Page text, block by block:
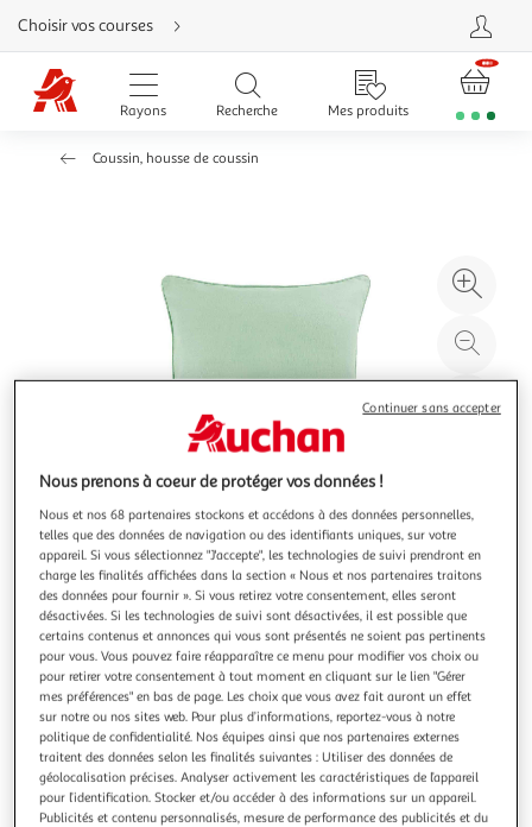
Aller
directement
au
contenu
Aller
directement
Aller
Choisir vos courses
Rayons Recherche Mes produits
Coussin, housse de coussin
à
Illustration
précédente
Illustration
suivante
DOUCEUR D'INTÉRIEUR
Housse de coussin panama 40x40cm sauge
Informations Techniques : Dimensions : L. 40 x l. 40 cm
Produit Packagé : L. 21 x l. 1 x H. 45 cm Matière : 100%
Coton Spécificités : Tendance & Pratique Housse de Coussin
Forme Carrée Fermeture à Zip Poids : 0,13 kg Couleur :
Sauge
En savoir +
Vendu par Paris Prix
Livr. ou retrait dès 3/4 jours
Nous prenons à coeur de protéger vos données !
Nous et nos 68 partenaires stockons et accédons à des données personnelles,
telles que des données de navigation ou des identifiants uniques, sur votre
appareil. Si vous sélectionnez "J'accepte", les technologies de suivi prendront en
charge les finalités affichées dans la section « Nous et nos partenaires traitons
des données pour fournir ». Si vous retirez votre consentement, elles seront
désactivées. Si les technologies de suivi sont désactivées, il est possible que
certains contenus et annonces qui vous sont présentés ne soient pas pertinents
pour vous. Vous pouvez faire réapparaître ce menu pour modifier vos choix ou
pour retirer votre consentement à tout moment en cliquant sur le lien "Gérer
mes préférences" en bas de page. Les choix que vous avez fait auront un effet
sur notre ou nos sites web. Pour plus d’informations, reportez-vous à notre
politique de confidentialité. Nos équipes ainsi que nos partenaires externes
traitent des données selon les finalités suivantes : Utiliser des données de
géolocalisation précises. Analyser activement les caractéristiques de l’appareil
pour l’identification. Stocker et/ou accéder à des informations sur un appareil.
Publicités et contenu personnalisés, mesure de performance des publicités et du
Continuer sans accepter